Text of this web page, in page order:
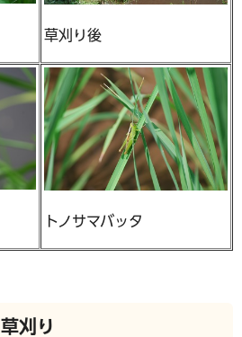
草刈り後
トノサマバッタ
刈り